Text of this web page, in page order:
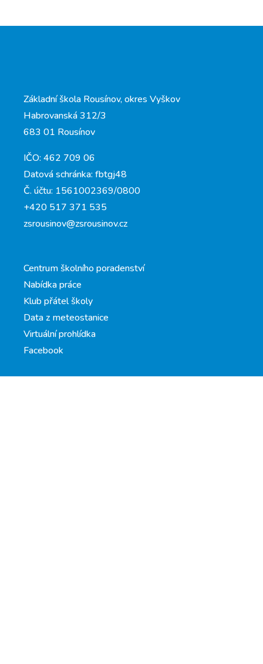
Základní škola Rousínov, okres Vyškov
Habrovanská 312/3
683 01 Rousínov
IČO: 462 709 06
Datová schránka: fbtgj48
Č. účtu: 1561002369/0800
+420 517 371 535
zsrousinov@zsrousinov.cz
Centrum školního poradenství
Nabídka práce
Klub přátel školy
Data z meteostanice
Virtuální prohlídka
Facebook